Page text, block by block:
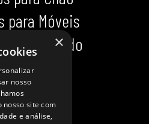
para Móveis
Calçado
×
nosso
nosso site com
e análise,